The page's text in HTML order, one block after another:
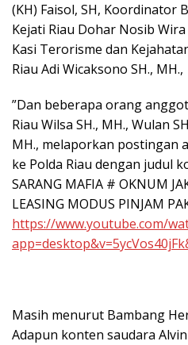
(KH) Faisol, SH, Koordinator
Kejati Riau Dohar Nosib Wira
Kasi Terorisme dan
Riau Adi Wicaksono SH., MH.,
”Dan beberapa orang
Riau Wilsa SH., MH., Wulan
MH., melaporkan postingan
ke Polda Riau dengan judul
SARANG MAFIA # OKNUM
LEASING MODUS PINJAM
https://www.youtube.com/
Masih menurut Bambang
Adapun konten saudara Alvin